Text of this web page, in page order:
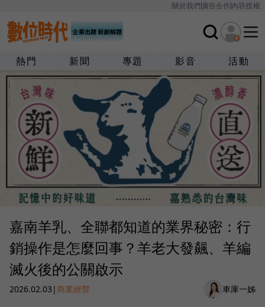
關於我們廣告合作內容授權
熱門 新聞 專題 影音 活動
嘉南羊乳、全聯都知道的業界秘密：行
銷操作是怎麼回事？羊老大發飆、羊編
滅火後的公關啟示
2026.02.03 |商業經營 車庫一姊